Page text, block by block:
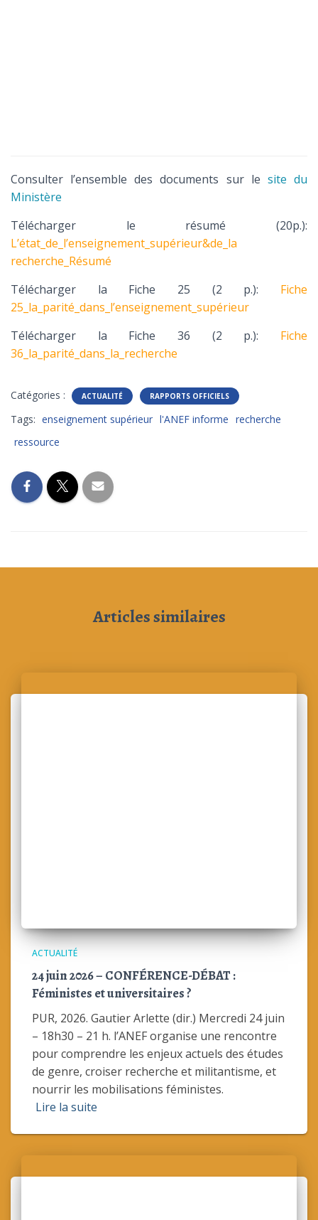
Consulter l’ensemble des documents sur le site du
Ministère
Télécharger le résumé (20p.):
L’état_de_l’enseignement_supérieur&de_la
recherche_Résumé
Télécharger la Fiche 25 (2 p.): Fiche
25_la_parité_dans_l’enseignement_supérieur
Télécharger la Fiche 36 (2 p.): Fiche
36_la_parité_dans_la_recherche
Catégories : ACTUALITÉ RAPPORTS OFFICIELS
Tags: enseignement supérieur l'ANEF informe recherche
ressource
ACTUALITÉ
Féministes et universitaires ?
– 18h30 – 21 h. l’ANEF organise une rencontre